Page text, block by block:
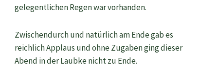
gelegentlichen Regen war vorhanden.
Zwischendurch und natürlich am Ende gab es
reichlich Applaus und ohne Zugaben ging dieser
Abend in der Laubke nicht zu Ende.